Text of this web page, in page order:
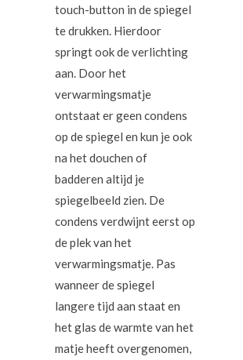
touch-button in de spiegel
te drukken. Hierdoor
springt ook de verlichting
aan. Door het
verwarmingsmatje
ontstaat er geen condens
op de spiegel en kun je ook
na het douchen of
badderen altijd je
spiegelbeeld zien. De
condens verdwijnt eerst op
de plek van het
verwarmingsmatje. Pas
wanneer de spiegel
langere tijd aan staat en
het glas de warmte van het
matje heeft overgenomen,